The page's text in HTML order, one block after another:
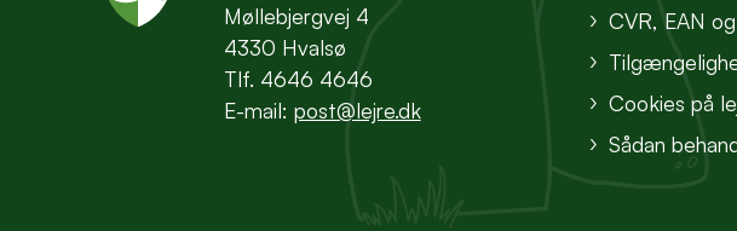
Møllebjergvej 4
4330 Hvalsø
Tlf. 4646 4646
E-mail: post@lejre.dk
CVR, EAN
Cookies på
Sådan